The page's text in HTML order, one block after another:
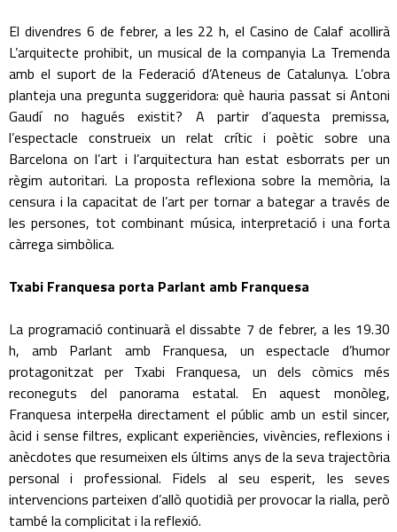
El divendres 6 de febrer, a les 22 h, el Casino de Calaf acollirà
L’arquitecte prohibit, un musical de la companyia La Tremenda
amb el suport de la Federació d’Ateneus de Catalunya. L’obra
planteja una pregunta suggeridora: què hauria passat si Antoni
Gaudí no hagués existit? A partir d’aquesta premissa,
l’espectacle construeix un relat crític i poètic sobre una
Barcelona on l’art i l’arquitectura han estat esborrats per un
règim autoritari. La proposta reflexiona sobre la memòria, la
censura i la capacitat de l’art per tornar a bategar a través de
les persones, tot combinant música, interpretació i una forta
càrrega simbòlica.
Txabi Franquesa porta Parlant amb Franquesa
La programació continuarà el dissabte 7 de febrer, a les 19.30
h, amb Parlant amb Franquesa, un espectacle d’humor
protagonitzat per Txabi Franquesa, un dels còmics més
reconeguts del panorama estatal. En aquest monòleg,
Franquesa interpel·la directament el públic amb un estil sincer,
àcid i sense filtres, explicant experiències, vivències, reflexions i
anècdotes que resumeixen els últims anys de la seva trajectòria
personal i professional. Fidels al seu esperit, les seves
intervencions parteixen d’allò quotidià per provocar la rialla, però
també la complicitat i la reflexió.